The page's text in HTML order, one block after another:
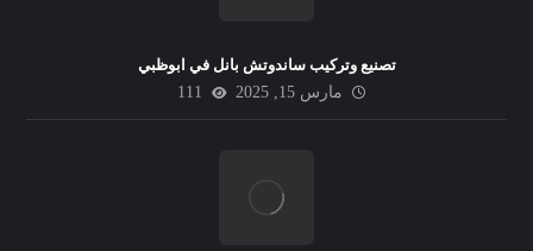
تصنيع وتركيب ساندوتش بانل في ابوظبي
مارس 15, 2025
111